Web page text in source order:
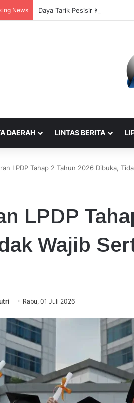
News Daya Tarik Pesisir KSB
DAERAH LINTAS BERITA
LPDP Tahap 2 Tahun 2026 Dibuka,
LPDP
Wajib
Rabu, 01 Juli 2026